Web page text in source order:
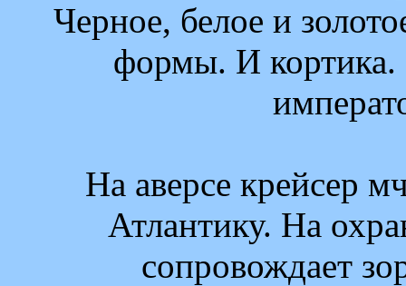
Черное, белое и
формы. И кортика.
На аверсе крейсер
Атлантику. На
сопровождает